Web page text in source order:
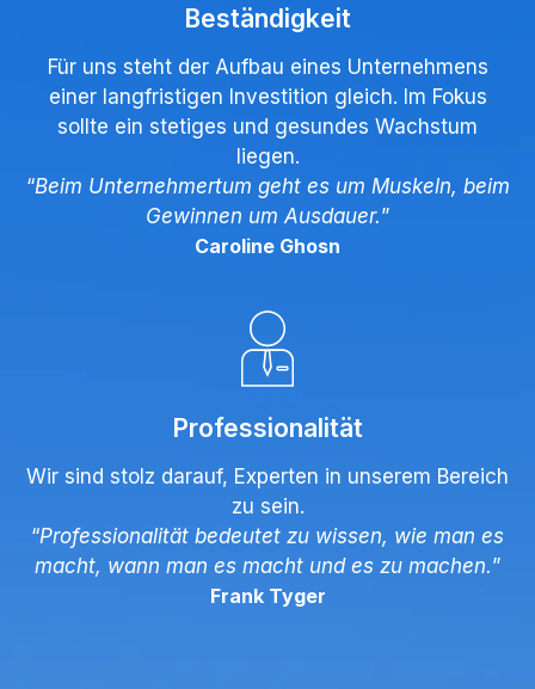
Beständigkeit
Für uns steht der Aufbau eines Unternehmens
einer langfristigen Investition gleich. Im Fokus
sollte ein stetiges und gesundes Wachstum
liegen.
“Beim Unternehmertum geht es um Muskeln, beim
Gewinnen um Ausdauer.”
Caroline Ghosn
Professionalität
Wir sind stolz darauf, Experten in unserem Bereich
zu sein.
“Professionalität bedeutet zu wissen, wie man es
macht, wann man es macht und es zu machen.”
Frank Tyger